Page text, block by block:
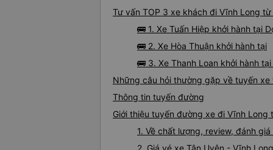
Tư vấn TOP 3 xe khách đi Vĩnh Long
🚌 1. Xe Tuấn Hiệp khởi hành tại
🚌 2. Xe Hòa Thuận khởi hành tại
🚌 3. Xe Thanh Loan khởi hành
Những câu hỏi thường gặp về tuyến xe
Thông tin tuyến đường
Giới thiệu tuyến đường xe đi Vĩnh Long
1. Về chất lượng, review, đánh